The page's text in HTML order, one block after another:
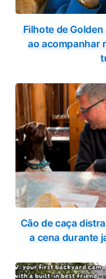
Filhote de
ao acompanhar
Cão de caça
a cena durante